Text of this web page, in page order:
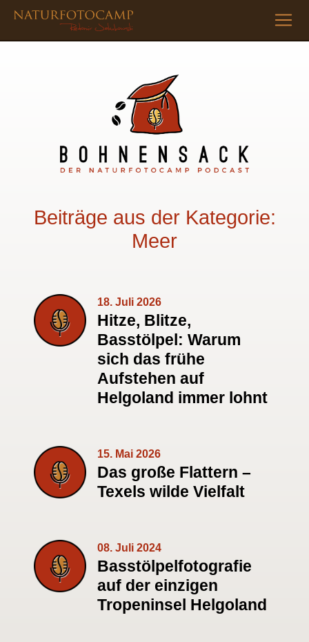
Beiträge aus der Kategorie:
Meer
18. Juli 2026
Hitze, Blitze,
Basstölpel: Warum
sich das frühe
Aufstehen auf
Helgoland immer lohnt
15. Mai 2026
Das große Flattern –
Texels wilde Vielfalt
08. Juli 2024
Basstölpelfotografie
auf der einzigen
Tropeninsel Helgoland